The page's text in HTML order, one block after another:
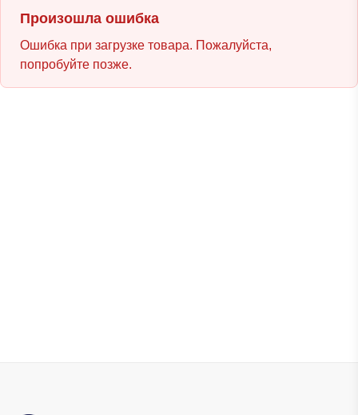
Произошла ошибка
Ошибка при загрузке товара. Пожалуйста,
попробуйте позже.